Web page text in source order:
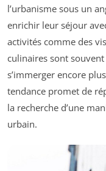
l’urbanisme sous un
enrichir leur séjour
activités comme des
culinaires sont
s’immerger encore
tendance promet de
la recherche d’une
urbain.